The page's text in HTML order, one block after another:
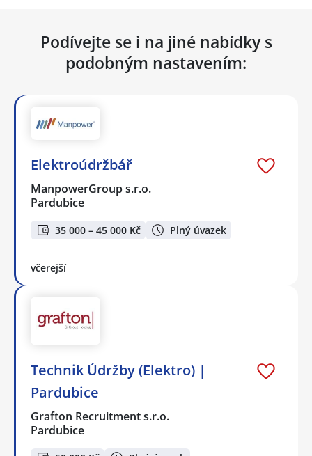
Podívejte se i na jiné nabídky s
podobným nastavením:
Elektroúdržbář
ManpowerGroup s.r.o.
Pardubice
35 000 – 45 000 Kč Plný úvazek
včerejší
Technik Údržby (Elektro) |
Pardubice
Grafton Recruitment s.r.o.
Pardubice